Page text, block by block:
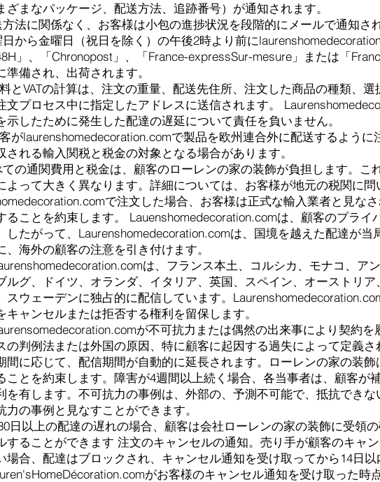
ざまなパッケージ、配送方法、追跡番号）が通知されます。
法に関係なく、お客様は小包の進捗状況を段階的にメールで通知され
から金曜日（祝日を除く）の午後2時より前に
」、「Chronopost」、「France-expressSur-mesure」または「
準備され、出荷されます。
とVATの計算は、注文の重量、配送先住所、注文した商品の種類、
文プロセス中に指定したアドレスに送信されます。
示したために発生した配達の遅延について責任を負いません。
がlaurenshomedecoration.comで製品を欧州連合外に配送するよう
される輸入関税と税金の対象となる場合があります。
の通関費用と税金は、顧客のローレンの家の装飾が負担します。
よって大きく異なります。詳細については、お客様が地元の税関に
で注文した場合、お客様は正式な輸入業者と見な
ることを約束します。 Lauenshomedecoration.comは、顧客のプラ
したがって、Laurenshomedecoration.comは、国境を越えた配達が
、海外の顧客の注意を引き付けます。
は、フランス本土、コルシカ、モナコ、ア
ルグ、ドイツ、オランダ、イタリア、英国、スペイン、オーストリ
スウェーデンに独占的に配信しています。
キャンセルまたは拒否する権利を留保します。
が不可抗力または偶然の出来事により契約を
の判例法または外国の原因、特に顧客に起因する過失によって定義
間に応じて、配信期間が自動的に延長されます。ローレンの家の装
ことを約束します。障害が4週間以上続く場合、各当事者は、顧客が
を有します。不可抗力の事例は、外部の、予測不可能で、抵抗でき
力の事例と見なすことができます。
日以上の配達の遅れの場合、顧客は会社ローレンの家の装飾に受領
することができます 注文のキャンセルの通知。売り手が顧客のキャ
場合、配達はブロックされ、キャンセル通知を受け取ってから14日
がお客様のキャンセル通知を受け取った